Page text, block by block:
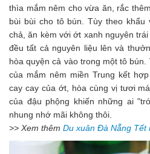
thìa mắm nêm cho vừa ăn, rắc
bùi bùi cho tô bún. Tùy theo khẩu
chả, ăn kèm với ớt xanh nguyên
đều tất cả nguyên liệu lên và
hòa quyện cả vào trong một tô
của mắm nêm miền Trung kết
cay cay của ớt, hòa cùng vị tươi
của đậu phộng khiến những ai
nhung nhớ mãi không thôi.
>> Xem thêm Du xuân Đà Nẵng Tết